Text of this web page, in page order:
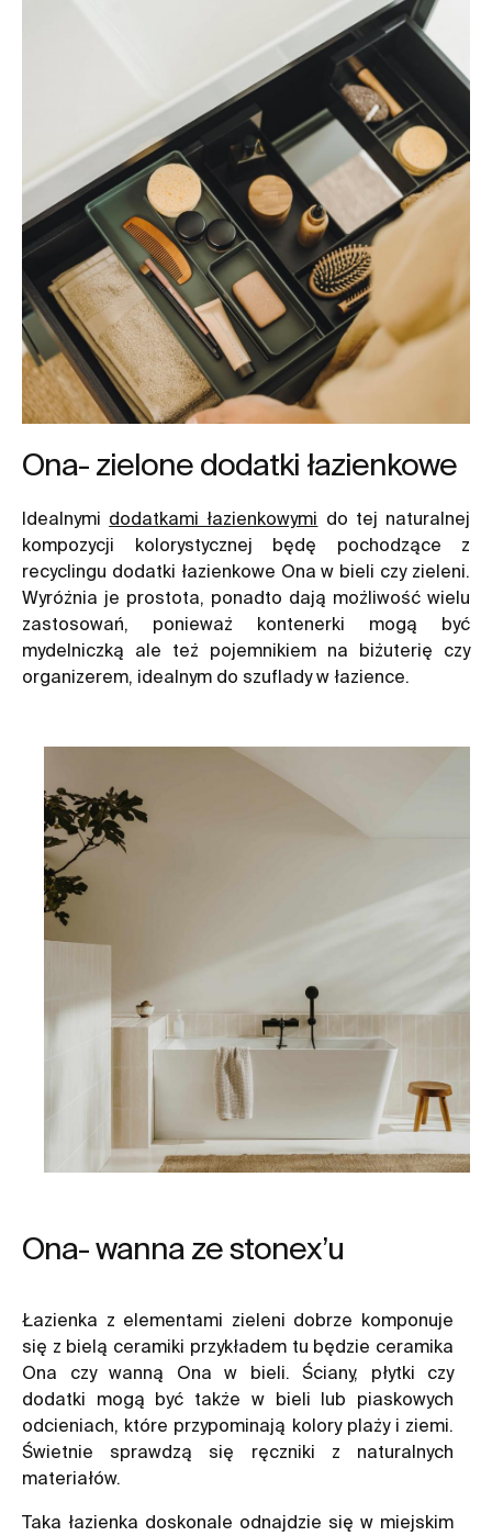
Ona- zielone dodatki łazienkowe
Idealnymi dodatkami łazienkowymi do tej naturalnej
kompozycji kolorystycznej będę pochodzące z
recyclingu dodatki łazienkowe Ona w bieli czy zieleni.
Wyróżnia je prostota, ponadto dają możliwość wielu
zastosowań, ponieważ kontenerki mogą być
mydelniczką ale też pojemnikiem na biżuterię czy
organizerem, idealnym do szuflady w łazience.
Ona- wanna ze stonex’u
Łazienka z elementami zieleni dobrze komponuje
się z bielą ceramiki przykładem tu będzie ceramika
Ona czy wanną Ona w bieli. Ściany, płytki czy
dodatki mogą być także w bieli lub piaskowych
odcieniach, które przypominają kolory plaży i ziemi.
Świetnie sprawdzą się ręczniki z naturalnych
materiałów.
Taka łazienka doskonale odnajdzie się w miejskim